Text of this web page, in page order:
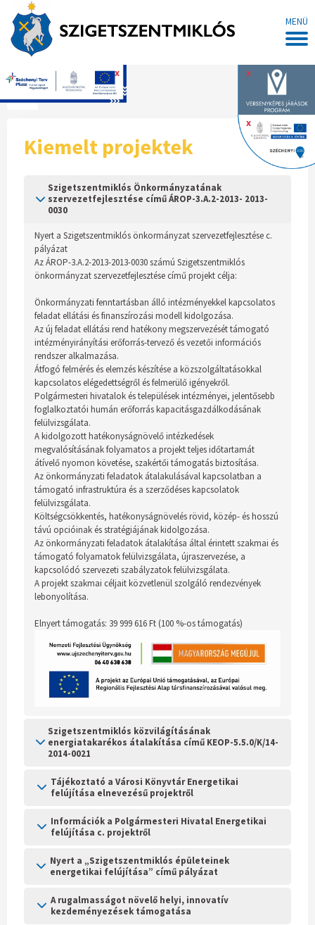
MENÜ
x
x
x
Főoldal
Kiemelt projektek
Szigetszentmiklós Önkormányzatának
szervezetfejlesztése című ÁROP-3.A.2-2013- 2013-
0030
Nyert a Szigetszentmiklós önkormányzat szervezetfejlesztése c.
pályázat
Az ÁROP-3.A.2-2013-2013-0030 számú Szigetszentmiklós
önkormányzat szervezetfejlesztése című projekt célja:
Önkormányzati fenntartásban álló intézményekkel kapcsolatos
feladat ellátási és finanszírozási modell kidolgozása.
Az új feladat ellátási rend hatékony megszervezését támogató
intézményirányítási erőforrás-tervező és vezetői információs
rendszer alkalmazása.
Átfogó felmérés és elemzés készítése a közszolgáltatásokkal
kapcsolatos elégedettségről és felmerülő igényekről.
Polgármesteri hivatalok és települések intézményei, jelentősebb
foglalkoztatói humán erőforrás kapacitásgazdálkodásának
felülvizsgálata.
A kidolgozott hatékonyságnövelő intézkedések
megvalósításának folyamatos a projekt teljes időtartamát
átívelő nyomon követése, szakértői támogatás biztosítása.
Az önkormányzati feladatok átalakulásával kapcsolatban a
támogató infrastruktúra és a szerződéses kapcsolatok
felülvizsgálata.
Költségcsökkentés, hatékonyságnövelés rövid, közép- és hosszú
távú opcióinak és stratégiájának kidolgozása.
Az önkormányzati feladatok átalakítása által érintett szakmai és
támogató folyamatok felülvizsgálata, újraszervezése, a
kapcsolódó szervezeti szabályzatok felülvizsgálata.
A projekt szakmai céljait közvetlenül szolgáló rendezvények
lebonyolítása.
Elnyert támogatás: 39 999 616 Ft (100 %-os támogatás)
Szigetszentmiklós közvilágításának
energiatakarékos átalakítása című KEOP-5.5.0/K/14-
2014-0021
Tájékoztató a Városi Könyvtár Energetikai
felújítása elnevezésű projektről
Információk a Polgármesteri Hivatal Energetikai
felújítása c. projektről
Nyert a „Szigetszentmiklós épületeinek
energetikai felújítása” című pályázat
A rugalmasságot növelő helyi, innovatív
kezdeményezések támogatása